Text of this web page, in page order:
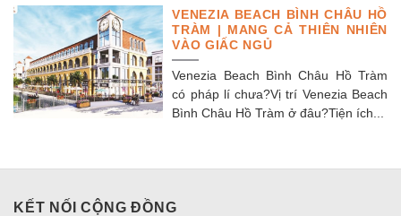
VENEZIA BEACH BÌNH CHÂU HỒ
TRÀM | MANG CẢ THIÊN NHIÊN
VÀO GIẤC NGỦ
Venezia Beach Bình Châu Hồ Tràm
có pháp lí chưa?Vị trí Venezia Beach
Bình Châu Hồ Tràm ở đâu?Tiện ích...
KẾT NỐI CỘNG ĐỒNG